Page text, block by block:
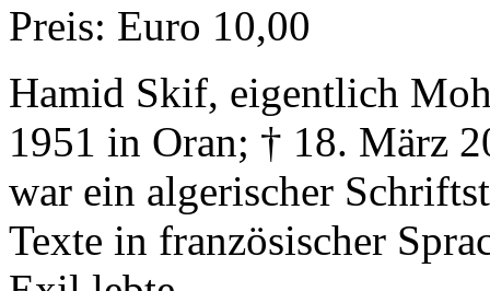
Preis: Euro 10,00
Hamid Skif, eigentlich
1951 in Oran; † 18. März
war ein algerischer
Texte in französischer